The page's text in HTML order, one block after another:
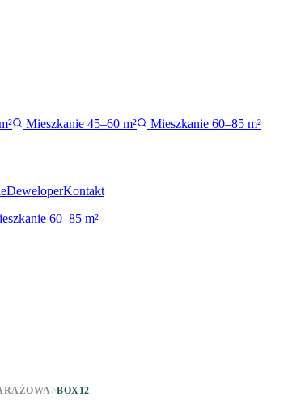
Mieszkanie 45–60 m²
Mieszkanie 60–85 m²
DeweloperKontakt
60–85 m²
>BOX12